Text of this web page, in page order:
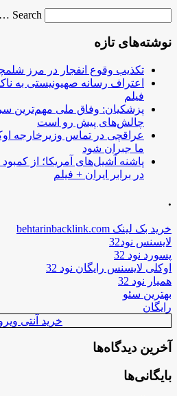
Search …
نوشته‌های تازه
تکذیب وقوع انفجار در مرز
اعتراف رسانه صهیونیستی به
فیلم
پزشکیان: وفاق ملی مهم‌ترین
چالش‌های پیش رو است
عراقچی در تماس وزیرخارجه
ما جبران شود
پاشنه آشیل‌های آمریکا؛ از
در برابر ایران + فیلم
.
خرید بک لینک behtarinbacklink.com
لایسنس نود32
پسورد نود 32
اوکلی لایسنس رایگان نود 32
همیار نود 32
بهترین سئو
رایگان
خرید آنتی
آخرین دیدگاه‌ها
بایگانی‌ها